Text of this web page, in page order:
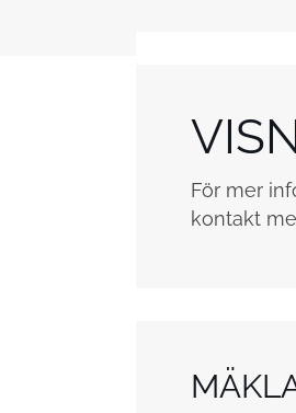
För mer
kontakt